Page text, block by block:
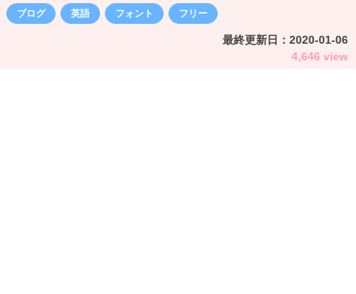
ブログ 英語 フォント フリー
最終更新日： 2020-01-06
4,646 view